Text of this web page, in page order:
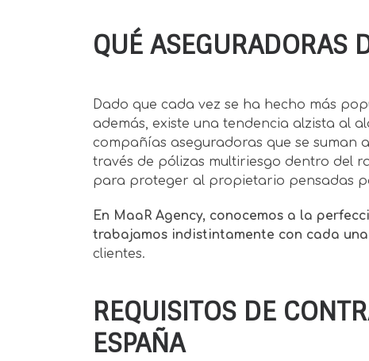
QUÉ ASEGURADORAS
Dado que cada vez se ha hecho más
además, existe una tendencia alzista al
compañías aseguradoras que se suman
través de pólizas multiriesgo dentro del
para proteger al propietario pensadas
En MaaR Agency, conocemos a la
trabajamos indistintamente con cada
clientes.
REQUISITOS DE
ESPAÑA